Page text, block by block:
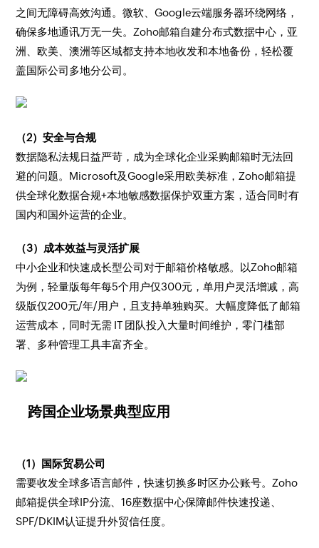
之间无障碍高效沟通。微软、Google云端服务器环绕网络，
确保多地通讯万无一失。Zoho邮箱自建分布式数据中心，亚
洲、欧美、澳洲等区域都支持本地收发和本地备份，轻松覆
盖国际公司多地分公司。
（2）安全与合规
数据隐私法规日益严苛，成为全球化企业采购邮箱时无法回
避的问题。Microsoft及Google采用欧美标准，Zoho邮箱提
供全球化数据合规+本地敏感数据保护双重方案，适合同时有
国内和国外运营的企业。
（3）成本效益与灵活扩展
中小企业和快速成长型公司对于邮箱价格敏感。以Zoho邮箱
为例，轻量版每年每5个用户仅300元，单用户灵活增减，高
级版仅200元/年/用户，且支持单独购买。大幅度降低了邮箱
运营成本，同时无需 IT 团队投入大量时间维护，零门槛部
署、多种管理工具丰富齐全。
跨国企业场景典型应用
（1）国际贸易公司
需要收发全球多语言邮件，快速切换多时区办公账号。Zoho
邮箱提供全球IP分流、16座数据中心保障邮件快速投递、
SPF/DKIM认证提升外贸信任度。